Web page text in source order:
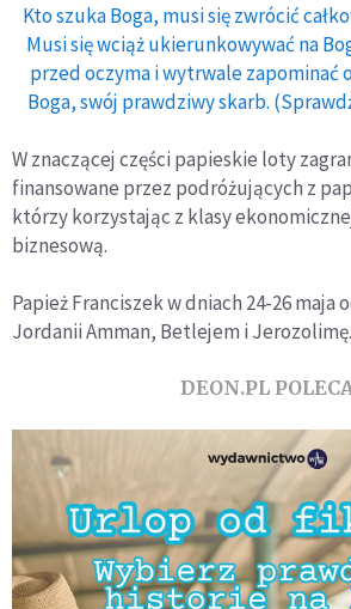
Kto szuka Boga, musi się zwrócić
Musi się wciąż ukierunkowywać na
przed oczyma i wytrwale zapominać
Boga, swój prawdziwy skarb.
W znaczącej części papieskie loty
finansowane przez podróżujących z
którzy korzystając z klasy
biznesową.
Papież Franciszek w dniach 24-26 maja
Jordanii Amman, Betlejem i Jerozolimę.
DEON.PL